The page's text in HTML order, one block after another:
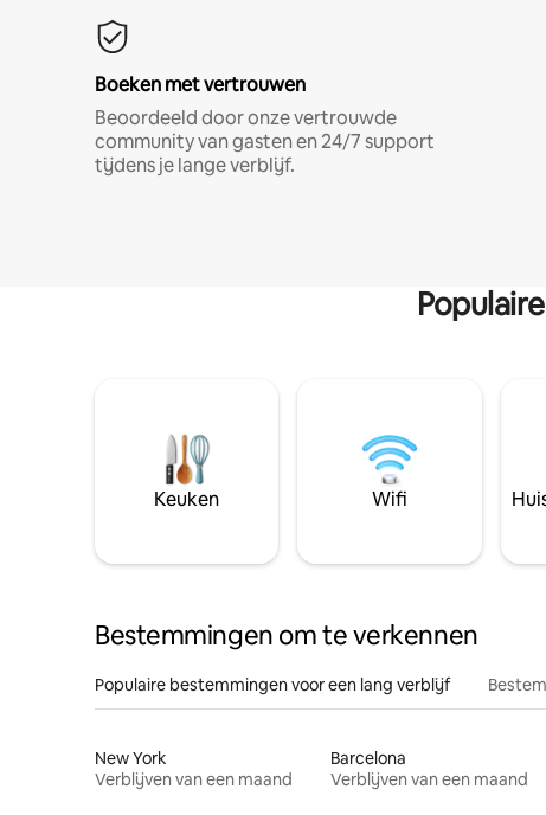
Boeken met vertrouwen
Beoordeeld door onze vertrouwde
community van gasten en 24/7 support
tijdens je lange verblijf.
Keuken Wifi
Bestemmingen om te verkennen
Populaire bestemmingen voor een lang verblijf
New York
Verblijven van een maand
Barcelona
Verblijven van een maand